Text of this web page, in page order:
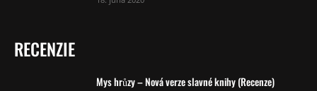
RECENZIE
Mys hrůzy – Nová verze slavné knihy (Recenze)